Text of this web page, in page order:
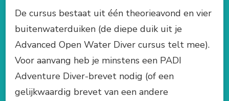
De cursus bestaat uit één theorieavond en vier
buitenwaterduiken (de diepe duik uit je
Advanced Open Water Diver cursus telt mee).
Voor aanvang heb je minstens een PADI
Adventure Diver-brevet nodig (of een
gelijkwaardig brevet van een andere